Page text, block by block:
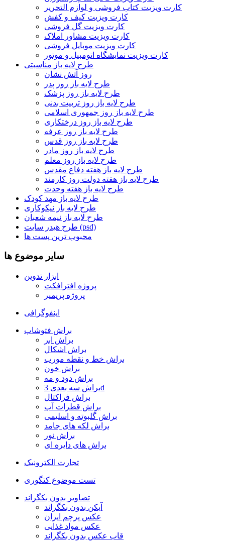
کارت ویزیت کتاب فروشی و لوازم التحریر
کارت ویزیت کیف و کفش
کارت ویزیت گل فروشی
کارت ویزیت مشاور املاک
کارت ویزیت موبایل فروشی
کارت ویزیت نمایشگاه اتومبیل و موتور
طرح لایه باز مناسبتی
روز آتش نشان
طرح لایه باز روز پدر
طرح لایه باز روز پزشک
طرح لایه باز روز تربیت بدنی
طرح لایه باز روز جمهوری اسلامی
طرح لایه باز روز درختکاری
طرح لایه باز روز عرفه
طرح لایه باز روز قدس
طرح لایه باز روز مادر
طرح لایه باز روز معلم
طرح لایه باز هفته دفاع مقدس
طرح لایه باز هفته دولت روز کارمند
طرح لایه باز هفته وحدت
طرح لایه باز مهد کودک
طرح لایه باز نیکوکاری
طرح لایه باز نیمه شعبان
طرح هیدر سایت (psd)
محبوب ترین پست ها
سایر موضوع ها
ابزار تدوین
پروژه افترافکت
پروژه پریمیر
اینفوگرافی
براش فتوشاپ
براش ابر
براش اشکال
براش خط و نقطه مورب
براش خون
براش دود و مه
براش سه بعدی 3d
براش فراکتال
براش قطرات آب
براش گلبوته و اسلیمی
براش لکه های جامد
براش نور
براش های دایره ای
تجارت الکترونیک
تست موضوع کتگوری
تصاویر بدون بکگراند
آیکن بدون بکگراند
عکس پرچم ایران
عکس مواد غذایی
قاب عکس بدون بکگراند